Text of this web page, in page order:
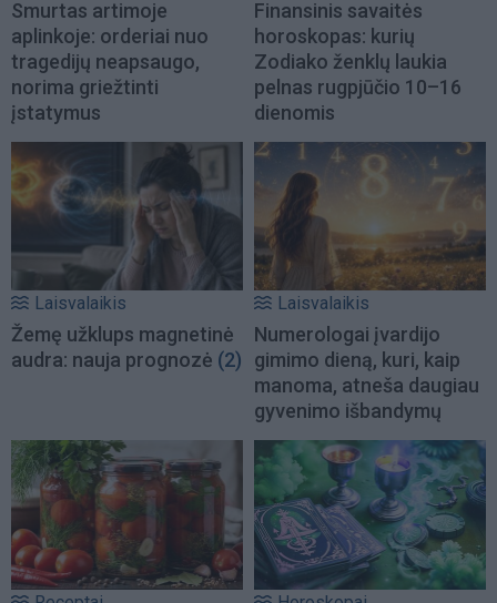
Smurtas artimoje
aplinkoje: orderiai nuo
tragedijų neapsaugo,
norima griežtinti
įstatymus
Finansinis savaitės
horoskopas: kurių
Zodiako ženklų laukia
pelnas rugpjūčio 10–16
dienomis
Laisvalaikis
Žemę užklups magnetinė
audra: nauja prognozė (2)
Laisvalaikis
Numerologai įvardijo
gimimo dieną, kuri, kaip
manoma, atneša daugiau
gyvenimo išbandymų